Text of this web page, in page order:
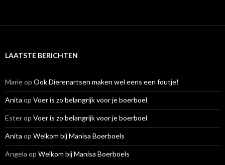
LAATSTE BERICHTEN
Marieop Ook Dierenartsen maken wel eens een foutje!
Anita op Voer is zo belangrijk voor je boerboel
Esterop Voer is zo belangrijk voor je boerboel
Anita op Welkom bij Manisa Boerboels
Angela op Welkom bij Manisa Boerboels